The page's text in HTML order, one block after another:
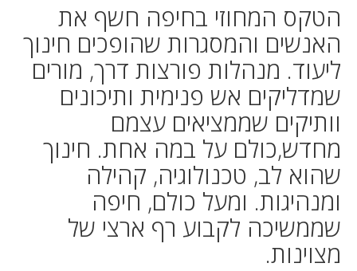
הטקס המחוזי בחיפה חשף את
האנשים והמסגרות שהופכים חינוך
ליעוד. מנהלות פורצות דרך, מורים
שמדליקים אש פנימית ותיכונים
וותיקים שממציאים עצמם
מחדש,כולם על במה אחת. חינוך
שהוא לב, טכנולוגיה, קהילה
ומנהיגות. ומעל כולם, חיפה
שממשיכה לקבוע רף ארצי של
מצוינות.